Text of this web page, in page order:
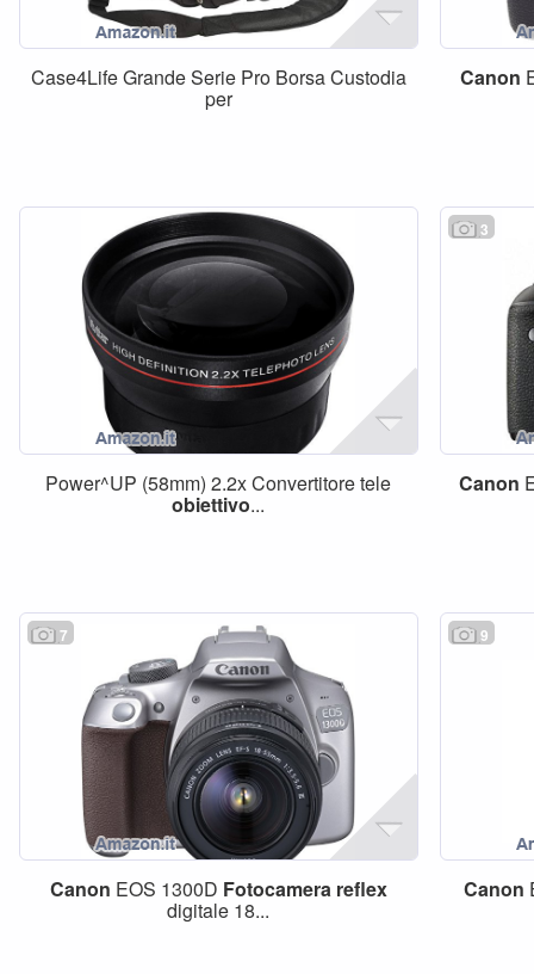
Case4Life Grande Serie Pro Borsa Custodia
per
Canon
Power^UP (58mm) 2.2x Convertitore tele
obiettivo...
3
Canon
7
Canon EOS 1300D Fotocamera reflex
digitale 18...
9
Canon